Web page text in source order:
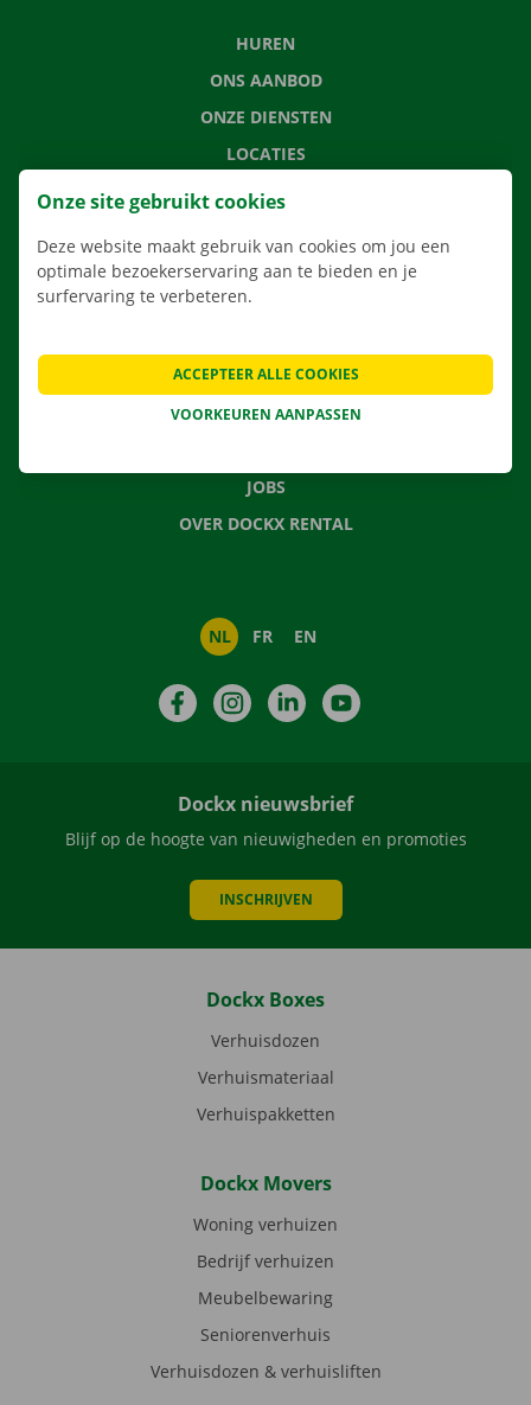
HUREN
ONS AANBOD
ONZE DIENSTEN
LOCATIES
APP
VEELGESTELDE VRAGEN
NIEUWS
JOBS
OVER DOCKX RENTAL
NL FR EN
FacebookInstagramLinkedIn
Dockx nieuwsbrief
Blijf op de hoogte van nieuwigheden en promoties
INSCHRIJVEN
Dockx Boxes
Verhuisdozen
Verhuismateriaal
Verhuispakketten
Dockx Movers
Woning verhuizen
Bedrijf verhuizen
Meubelbewaring
Seniorenverhuis
Verhuisdozen & verhuisliften
Onze site gebruikt cookies
Deze website maakt gebruik van cookies om jou een
optimale bezoekerservaring aan te bieden en je
surfervaring te verbeteren.
VOORKEUREN AANPASSEN
ACCEPTEER ALLE COOKIES